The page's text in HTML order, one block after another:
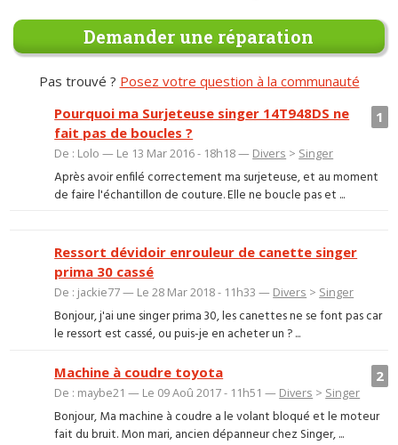
Demander une réparation
Pas trouvé ? Posez votre question à la communauté
1
Pourquoi ma Surjeteuse singer 14T948DS ne
fait pas de boucles ?
De : Lolo — Le 13 Mar 2016 - 18h18 — Divers > Singer
Après avoir enfilé correctement ma surjeteuse, et au moment
de faire l'échantillon de couture. Elle ne boucle pas et ...
Ressort dévidoir enrouleur de canette singer
prima 30 cassé
De : jackie77 — Le 28 Mar 2018 - 11h33 — Divers > Singer
Bonjour, j'ai une singer prima 30, les canettes ne se font pas car
le ressort est cassé, ou puis-je en acheter un ? ...
2
Machine à coudre toyota
De : maybe21 — Le 09 Aoû 2017 - 11h51 — Divers > Singer
Bonjour, Ma machine à coudre a le volant bloqué et le moteur
fait du bruit. Mon mari, ancien dépanneur chez Singer, ...